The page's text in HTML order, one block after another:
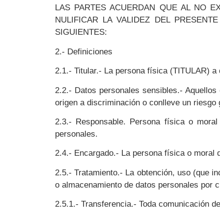
LAS PARTES ACUERDAN QUE AL NO
NULIFICAR LA VALIDEZ DEL
SIGUIENTES:
2.- Definiciones
2.1.- Titular.- La persona física (TITULAR)
2.2.- Datos personales sensibles.-
origen a discriminación o conlleve un riesgo
2.3.- Responsable. Persona física o
personales.
2.4.- Encargado.- La persona física o moral
2.5.- Tratamiento.- La obtención, uso (que
o almacenamiento de datos personales por
2.5.1.- Transferencia.- Toda comunicación